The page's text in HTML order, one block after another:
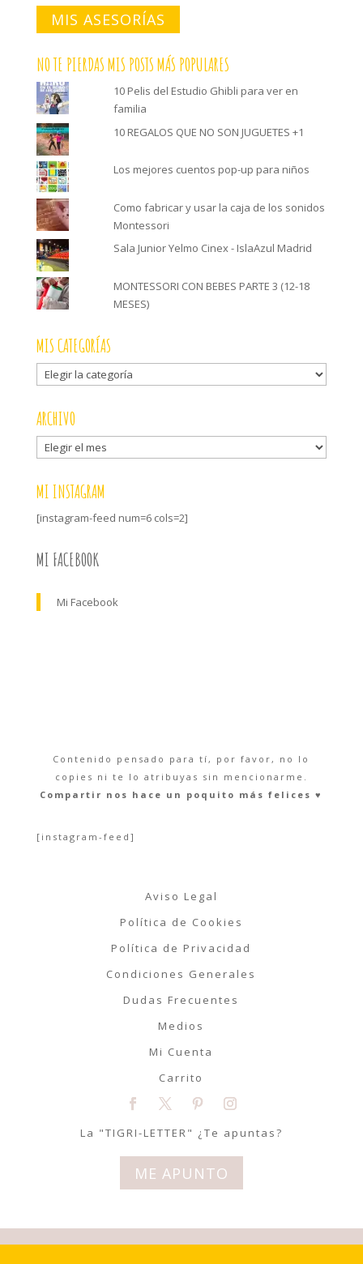
MIS ASESORÍAS
NO TE PIERDAS MIS POSTS MÁS POPULARES
10 Pelis del Estudio Ghibli para ver en
familia
10 REGALOS QUE NO SON JUGUETES +1
Los mejores cuentos pop-up para niños
Como fabricar y usar la caja de los sonidos
Montessori
Sala Junior Yelmo Cinex - IslaAzul Madrid
MONTESSORI CON BEBES PARTE 3 (12-18
MESES)
MIS CATEGORÍAS
Mis
categorías
ARCHIVO
Archivo
MI INSTAGRAM
[instagram-feed num=6 cols=2]
MI FACEBOOK
Mi Facebook
Contenido pensado para tí, por favor, no lo
copies ni te lo atribuyas sin mencionarme.
Compartir nos hace un poquito más felices ♥︎
[instagram-feed]
Aviso Legal
Política de Cookies
Política de Privacidad
Condiciones Generales
Dudas Frecuentes
Medios
Mi Cuenta
Carrito
La "TIGRI-LETTER" ¿Te apuntas?
ME APUNTO